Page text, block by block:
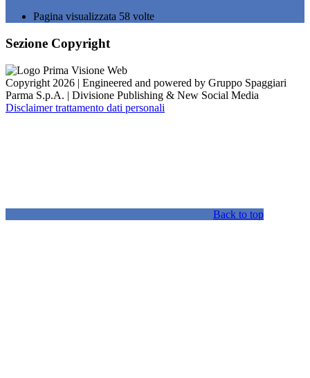
Pagina visualizzata 58 volte
Sezione Copyright
Copyright 2026 | Engineered and powered by Gruppo Spaggiari
Parma S.p.A. | Divisione Publishing & New Social Media
Disclaimer trattamento dati personali
Back to top